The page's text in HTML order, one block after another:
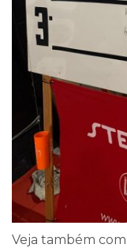
Veja também